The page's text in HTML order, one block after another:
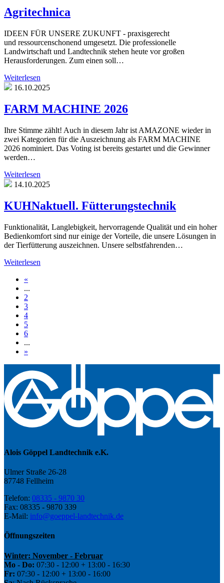
Agritechnica
IDEEN FÜR UNSERE ZUKUNFT - praxisgerecht
und ressourcenschonend umgesetzt. Die professionelle
Landwirtschaft und Landtechnik stehen heute vor großen
Herausforderungen. Zum einen soll…
Weiterlesen
16.10.2025
FARM MACHINE 2026
Ihre Stimme zählt! Auch in diesem Jahr ist AMAZONE wieder in
zwei Kategorien für die Auszeichnung als FARM MACHINE
2026 nominiert. Das Voting ist bereits gestartet und die Gewinner
werden…
Weiterlesen
14.10.2025
KUHNaktuell. Fütterungstechnik
Funktionalität, Langlebigkeit, hervorragende Qualität und ein hoher
Bedienkomfort sind nur einige der Vorteile, die unsere Lösungen in
der Tierfütterung auszeichnen. Unsere selbstfahrenden…
Weiterlesen
«
...
2
3
4
5
6
...
»
Alois Göppel Landtechnik e.K.
Ulmer Straße 26-28
87748 Fellheim
Telefon: 08335 - 9870 30
Fax: 08335 - 9870 339
E-Mail: info@goeppel-landtechnik.de
Öffnungszeiten
Winter: November - Februar
Mo - Do: 07:30 - 12:00 + 13:00 - 16:30
Fr: 07:30 - 12:00 + 13:00 - 16:00